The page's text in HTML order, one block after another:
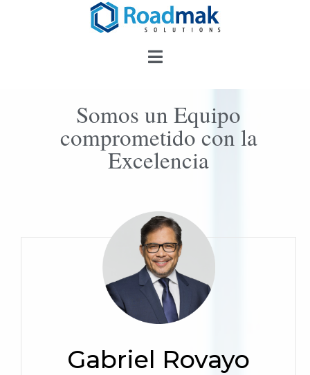
Somos un Equipo
comprometido con la
Excelencia
Gabriel Rovayo